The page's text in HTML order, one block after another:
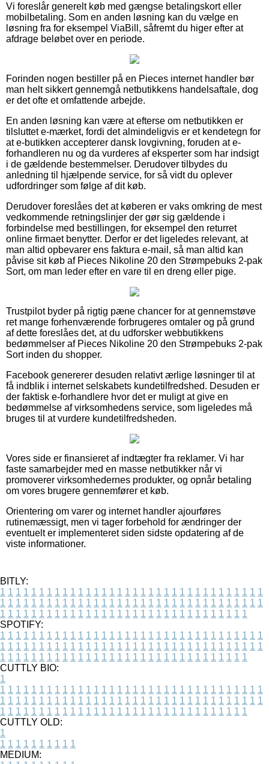
Vi foreslår generelt køb med gængse betalingskort eller
mobilbetaling. Som en anden løsning kan du vælge en
løsning fra for eksempel ViaBill, såfremt du higer efter at
afdrage beløbet over en periode.
Forinden nogen bestiller på en Pieces internet handler bør
man helt sikkert gennemgå netbutikkens handelsaftale, dog
er det ofte et omfattende arbejde.
En anden løsning kan være at efterse om netbutikken er
tilsluttet e-mærket, fordi det almindeligvis er et kendetegn for
at e-butikken accepterer dansk lovgivning, foruden at e-
forhandleren nu og da vurderes af eksperter som har indsigt
i de gældende bestemmelser. Derudover tilbydes du
anledning til hjælpende service, for så vidt du oplever
udfordringer som følge af dit køb.
Derudover foreslåes det at køberen er vaks omkring de mest
vedkommende retningslinjer der gør sig gældende i
forbindelse med bestillingen, for eksempel den returret
online firmaet benytter. Derfor er det ligeledes relevant, at
man altid opbevarer ens faktura e-mail, så man altid kan
påvise sit køb af Pieces Nikoline 20 den Strømpebuks 2-pak
Sort, om man leder efter en vare til en dreng eller pige.
Trustpilot byder på rigtig pæne chancer for at gennemstøve
ret mange forhenværende forbrugeres omtaler og på grund
af dette foreslåes det, at du udforsker webbutikkens
bedømmelser af Pieces Nikoline 20 den Strømpebuks 2-pak
Sort inden du shopper.
Facebook genererer desuden relativt ærlige løsninger til at
få indblik i internet selskabets kundetilfredshed. Desuden er
der faktisk e-forhandlere hvor det er muligt at give en
bedømmelse af virksomhedens service, som ligeledes må
bruges til at vurdere kundetilfredsheden.
Vores side er finansieret af indtægter fra reklamer. Vi har
faste samarbejder med en masse netbutikker når vi
promoverer virksomhedernes produkter, og opnår betaling
om vores brugere gennemfører et køb.
Orientering om varer og internet handler ajourføres
rutinemæssigt, men vi tager forbehold for ændringer der
eventuelt er implementeret siden sidste opdatering af de
viste informationer.
BITLY:
1 1 1 1 1 1 1 1 1 1 1 1 1 1 1 1 1 1 1 1 1 1 1 1 1 1 1 1 1 1 1 1 1 1
1 1 1 1 1 1 1 1 1 1 1 1 1 1 1 1 1 1 1 1 1 1 1 1 1 1 1 1 1 1 1 1 1 1
1 1 1 1 1 1 1 1 1 1 1 1 1 1 1 1 1 1 1 1 1 1 1 1 1 1 1 1 1 1 1 1
SPOTIFY:
1 1 1 1 1 1 1 1 1 1 1 1 1 1 1 1 1 1 1 1 1 1 1 1 1 1 1 1 1 1 1 1 1 1
1 1 1 1 1 1 1 1 1 1 1 1 1 1 1 1 1 1 1 1 1 1 1 1 1 1 1 1 1 1 1 1 1 1
1 1 1 1 1 1 1 1 1 1 1 1 1 1 1 1 1 1 1 1 1 1 1 1 1 1 1 1 1 1 1 1
CUTTLY BIO:
1
1 1 1 1 1 1 1 1 1 1 1 1 1 1 1 1 1 1 1 1 1 1 1 1 1 1 1 1 1 1 1 1 1 1
1 1 1 1 1 1 1 1 1 1 1 1 1 1 1 1 1 1 1 1 1 1 1 1 1 1 1 1 1 1 1 1 1 1
1 1 1 1 1 1 1 1 1 1 1 1 1 1 1 1 1 1 1 1 1 1 1 1 1 1 1 1 1 1 1 1
CUTTLY OLD:
1
1 1 1 1 1 1 1 1 1 1
MEDIUM: